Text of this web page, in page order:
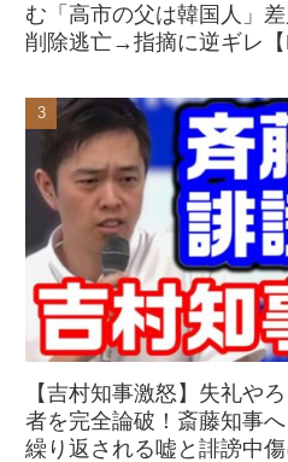
む「高市の父は韓国人」
削除逃亡→指摘に逆ギレ【
【吉村知事激怒】失礼や
者を完全論破！斎藤知事へ
繰り返される嘘と誹謗中